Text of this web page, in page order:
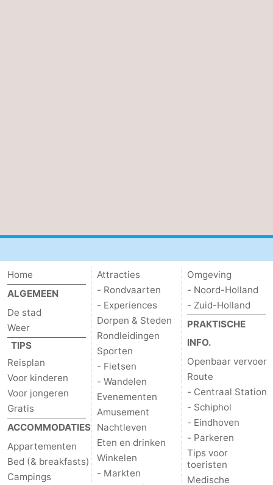
Home
ALGEMEEN
De stad
Weer
TIPS
Reisplan
Voor kinderen
Voor jongeren
Gratis
ACCOMMODATIES
Appartementen
Bed (& breakfasts)
Campings
Attracties
- Rondvaarten
- Experiences
Dorpen & Steden
Rondleidingen
Sporten
- Fietsen
- Wandelen
Evenementen
Amusement
Nachtleven
Eten en drinken
Winkelen
- Markten
Omgeving
- Noord-Holland
- Zuid-Holland
PRAKTISCHE
INFO.
Openbaar vervoer
Route
- Centraal Station
- Schiphol
- Eindhoven
- Parkeren
Tips voor
toeristen
Medische